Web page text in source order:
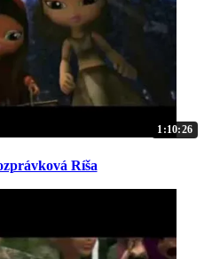
1:10:26
Ríša